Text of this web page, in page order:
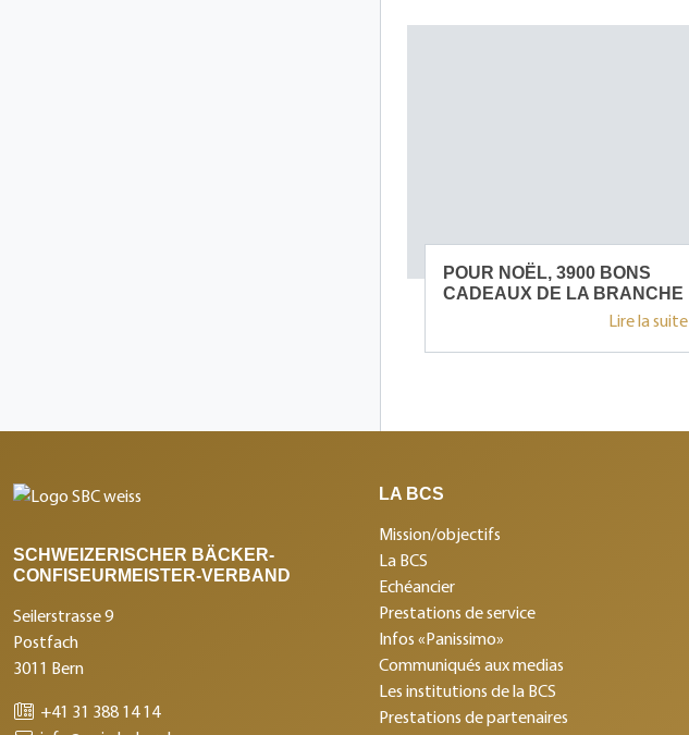
POUR NOËL, 3900 BONS
CADEAUX DE LA BRANCHE
Lire la suite
SCHWEIZERISCHER BÄCKER-
CONFISEURMEISTER-VERBAND
Seilerstrasse 9
Postfach
3011 Bern
+41 31 388 14 14
LA BCS
Mission/objectifs
La BCS
Echéancier
Prestations de service
Infos «Panissimo»
Communiqués aux medias
Les institutions de la BCS
Prestations de partenaires